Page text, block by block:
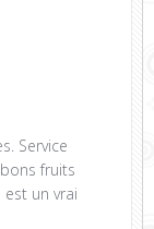
Service
fruits
un vrai